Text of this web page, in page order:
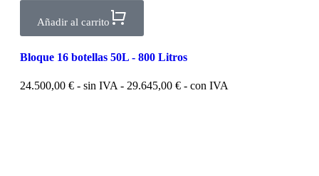
Añadir al carrito
Bloque 16 botellas 50L - 800 Litros
24.500,00 € - sin IVA - 29.645,00 € - con IVA